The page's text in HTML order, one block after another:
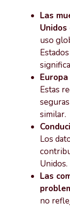
Las
uso
Estas
similar.
Los
Unidos.
Las
no